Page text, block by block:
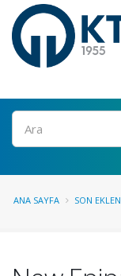
Ara
ANA SAYFA SON